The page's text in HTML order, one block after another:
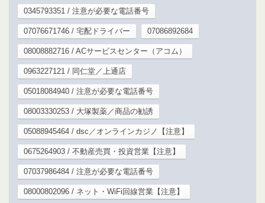
0345793351 / 注意が必要な電話番号
07076671746 / 宅配ドライバー 07086892684
08008882716 / ACサービスセンター（アコム）
0963227121 / 同仁堂／上通店
05018084940 / 注意が必要な電話番号
08003330253 / 大塚製薬／商品の勧誘
05088945464 / dsc／オンラインカジノ【注意】
0675264903 / 不動産売買・投資営業【注意】
07037986484 / 注意が必要な電話番号
08000802096 / ネット・WiFi回線営業【注意】